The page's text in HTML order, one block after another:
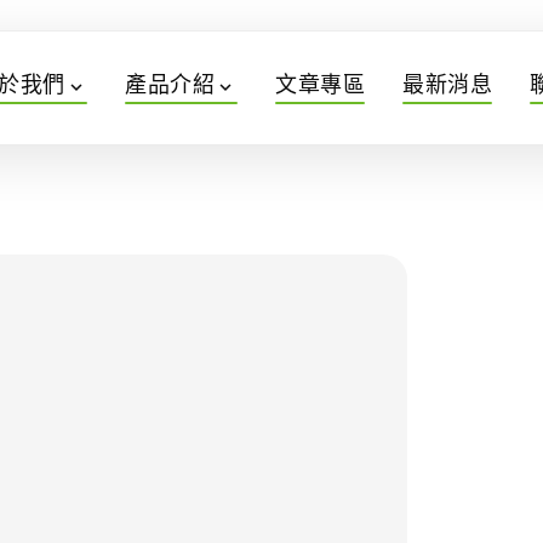
我們 expand_more 產品介紹 expand_more 文章專區 最新消息